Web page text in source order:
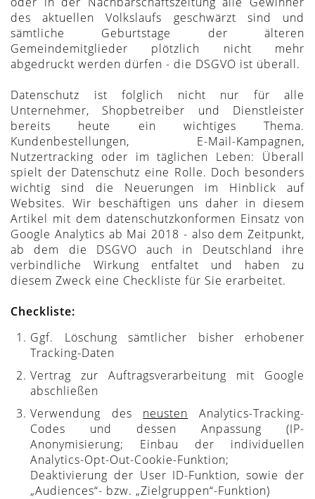
des aktuellen Volkslaufs geschwärzt sind und
sämtliche Geburtstage der älteren
Gemeindemitglieder plötzlich nicht mehr
abgedruckt werden dürfen - die DSGVO ist überall.
Datenschutz ist folglich nicht nur für alle
Unternehmer, Shopbetreiber und Dienstleister
bereits heute ein wichtiges Thema.
Kundenbestellungen, E-Mail-Kampagnen,
Nutzertracking oder im täglichen Leben: Überall
spielt der Datenschutz eine Rolle. Doch besonders
wichtig sind die Neuerungen im Hinblick auf
Websites. Wir beschäftigen uns daher in diesem
Artikel mit dem datenschutzkonformen Einsatz von
Google Analytics ab Mai 2018 - also dem Zeitpunkt,
ab dem die DSGVO auch in Deutschland ihre
verbindliche Wirkung entfaltet und haben zu
diesem Zweck eine Checkliste für Sie erarbeitet.
Checkliste:
Ggf. Löschung sämtlicher bisher erhobener
Tracking-Daten
Vertrag zur Auftragsverarbeitung mit Google
abschließen
Verwendung des neusten Analytics-Tracking-
Codes und dessen Anpassung (IP-
Anonymisierung; Einbau der individuellen
Analytics-Opt-Out-Cookie-Funktion;
Deaktivierung der User ID-Funktion, sowie der
„Audiences“- bzw. „Zielgruppen“-Funktion)